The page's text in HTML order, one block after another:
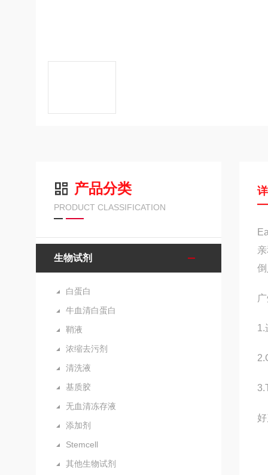
产品分类
PRODUCT CLASSIFICATION
生物试剂
白蛋白
牛血清白蛋白
鞘液
浓缩去污剂
清洗液
基质胶
无血清冻存液
添加剂
Stemcell
其他生物试剂
1.